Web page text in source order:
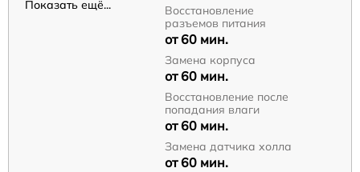
Показать ещё...
Восстановление
разъемов питания
от 60 мин.
Замена корпуса
от 60 мин.
Восстановление после
попадания влаги
от 60 мин.
Замена датчика холла
от 60 мин.